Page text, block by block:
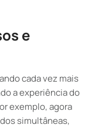
e
cada vez mais
a experiência do
exemplo, agora
simultâneas,